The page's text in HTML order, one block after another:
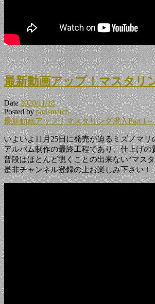
最新動画アップ！マスタリ
Date2020/11/18
Posted byparismatch
最新動画アップ！マスタリング潜入Part 1
いよいよ11月25日に発売が迫るミズノマリ
アルバム制作の最終工程であり、仕上げ
普段はほとんど覗くことの出来ない“マス
是非チャンネル登録の上お楽しみ下さい！